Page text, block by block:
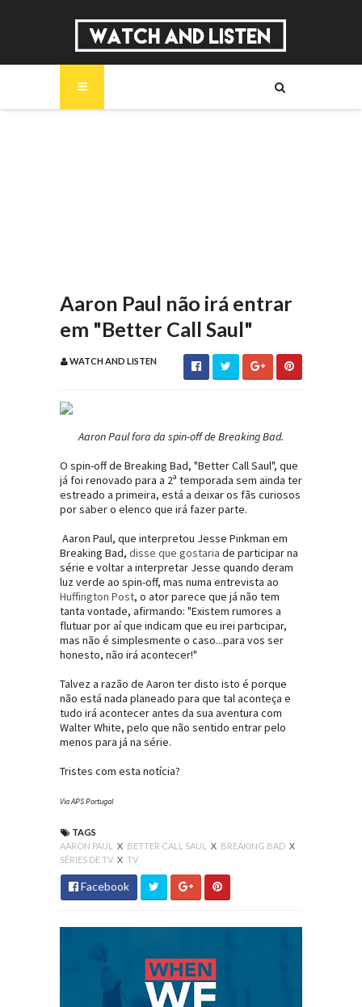
Aaron Paul não irá entrar
em "Better Call Saul"
WATCH AND LISTEN
Aaron Paul fora da spin-off de Breaking Bad.
O spin-off de Breaking Bad, "Better Call Saul", que
já foi renovado para a 2ª temporada sem ainda ter
estreado a primeira, está a deixar os fãs curiosos
por saber o elenco que irá fazer parte.
Aaron Paul, que interpretou Jesse Pinkman em
Breaking Bad, disse que gostaria de participar na
série e voltar a interpretar Jesse quando deram
luz verde ao spin-off, mas numa entrevista ao
Huffington Post, o ator parece que já não tem
tanta vontade, afirmando: "Existem rumores a
flutuar por aí que indicam que eu irei participar,
mas não é simplesmente o caso...para vos ser
honesto, não irá acontecer!"
Talvez a razão de Aaron ter disto isto é porque
não está nada planeado para que tal aconteça e
tudo irá acontecer antes da sua aventura com
Walter White, pelo que não sentido entrar pelo
menos para já na série.
Tristes com esta notícia?
Via APS Portugal
TAGS
AARON PAUL
X BETTER CALL SAUL X BREAKING BAD X
SÉRIES DE TV X TV
Facebook